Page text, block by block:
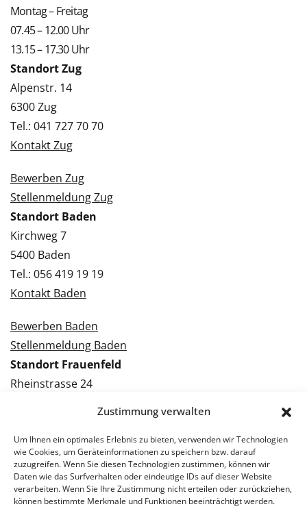
Zustimmung verwalten
Um Ihnen ein optimales Erlebnis zu bieten, verwenden wir Technologien
wie Cookies, um Geräteinformationen zu speichern bzw. darauf
zuzugreifen. Wenn Sie diesen Technologien zustimmen, können wir
Daten wie das Surfverhalten oder eindeutige IDs auf dieser Website
verarbeiten. Wenn Sie Ihre Zustimmung nicht erteilen oder zurückziehen,
können bestimmte Merkmale und Funktionen beeinträchtigt werden.
Montag – Freitag
07.45 – 12.00 Uhr
13.15 – 17.30 Uhr
Standort Zug
Alpenstr. 14
6300 Zug
Tel.: 041 727 70 70
Kontakt Zug
Bewerben Zug
Stellenmeldung Zug
Standort Baden
Kirchweg 7
5400 Baden
Tel.: 056 419 19 19
Kontakt Baden
Bewerben Baden
Stellenmeldung Baden
Standort Frauenfeld
Rheinstrasse 24
Kontakt Frauenfeld
Bewerben Frauenfeld
Stellenmeldung Frauenfeld